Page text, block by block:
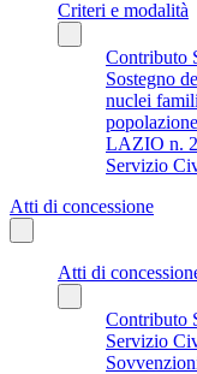
Criteri e modalità
Contributo
Sostegno
nuclei
LAZIO n.
Servizio
Atti di concessione
Atti di
Contributo
Servizio